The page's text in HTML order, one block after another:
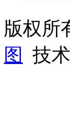
版权所
图
技